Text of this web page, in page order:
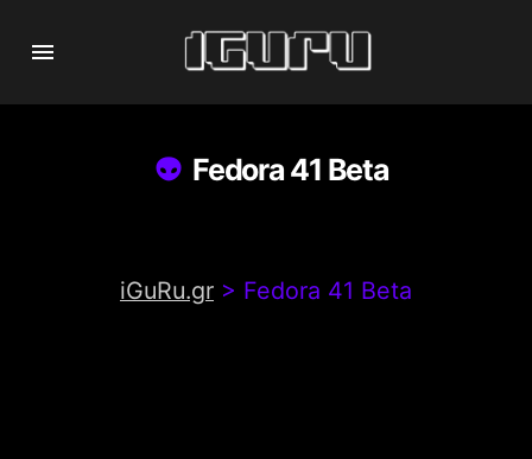
Fedora 41 Beta
iGuRu.gr > Fedora 41 Beta